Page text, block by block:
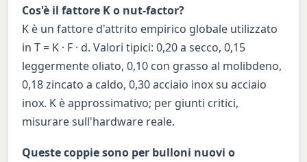
Cos'è il fattore K o nut-factor?
K è un fattore d'attrito empirico globale utilizzato
in T = K · F · d. Valori tipici: 0,20 a secco, 0,15
leggermente oliato, 0,10 con grasso al molibdeno,
0,18 zincato a caldo, 0,30 acciaio inox su acciaio
inox. K è approssimativo; per giunti critici,
misurare sull'hardware reale.
Queste coppie sono per bulloni nuovi o